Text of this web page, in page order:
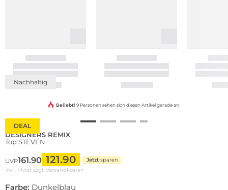
DEAL
Nachhaltig
Beliebt! 9 Personen sehen sich diesen Artikel gerade an
DESIGNERS REMIX
Top STEVEN
UVP161.90 121.90 Jetzt sparen
inkl. Mwst zzgl. Versandkosten
Farbe: Dunkelblau